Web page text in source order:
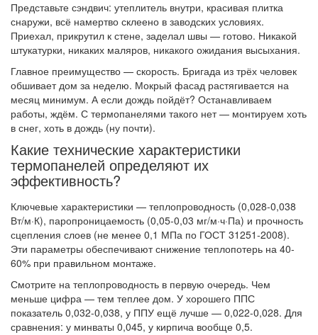
Представьте сэндвич: утеплитель внутри, красивая плитка
снаружи, всё намертво склеено в заводских условиях.
Приехал, прикрутил к стене, заделал швы — готово. Никакой
штукатурки, никаких маляров, никакого ожидания высыхания.
Главное преимущество — скорость. Бригада из трёх человек
обшивает дом за неделю. Мокрый фасад растягивается на
месяц минимум. А если дождь пойдёт? Останавливаем
работы, ждём. С термопанелями такого нет — монтируем хоть
в снег, хоть в дождь (ну почти).
Какие технические характеристики
термопанелей определяют их
эффективность?
Ключевые характеристики — теплопроводность (0,028-0,038
Вт/м·К), паропроницаемость (0,05-0,03 мг/м·ч·Па) и прочность
сцепления слоев (не менее 0,1 МПа по ГОСТ 31251-2008).
Эти параметры обеспечивают снижение теплопотерь на 40-
60% при правильном монтаже.
Смотрите на теплопроводность в первую очередь. Чем
меньше цифра — тем теплее дом. У хорошего ППС
показатель 0,032-0,038, у ППУ ещё лучше — 0,022-0,028. Для
сравнения: у минваты 0,045, у кирпича вообще 0,5.